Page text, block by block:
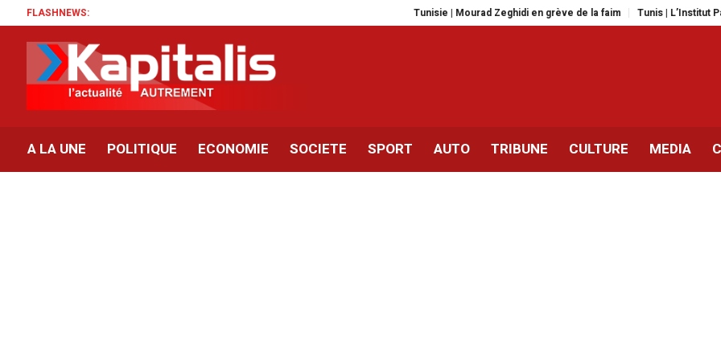
FLASHNEWS: Tunisie | Mourad Zeghidi en grève de la faim Tunis | L’Institut Pasteur
A LA UNE POLITIQUE ECONOMIE SOCIETE SPORT AUTO TRIBUNE CULTURE MEDIA